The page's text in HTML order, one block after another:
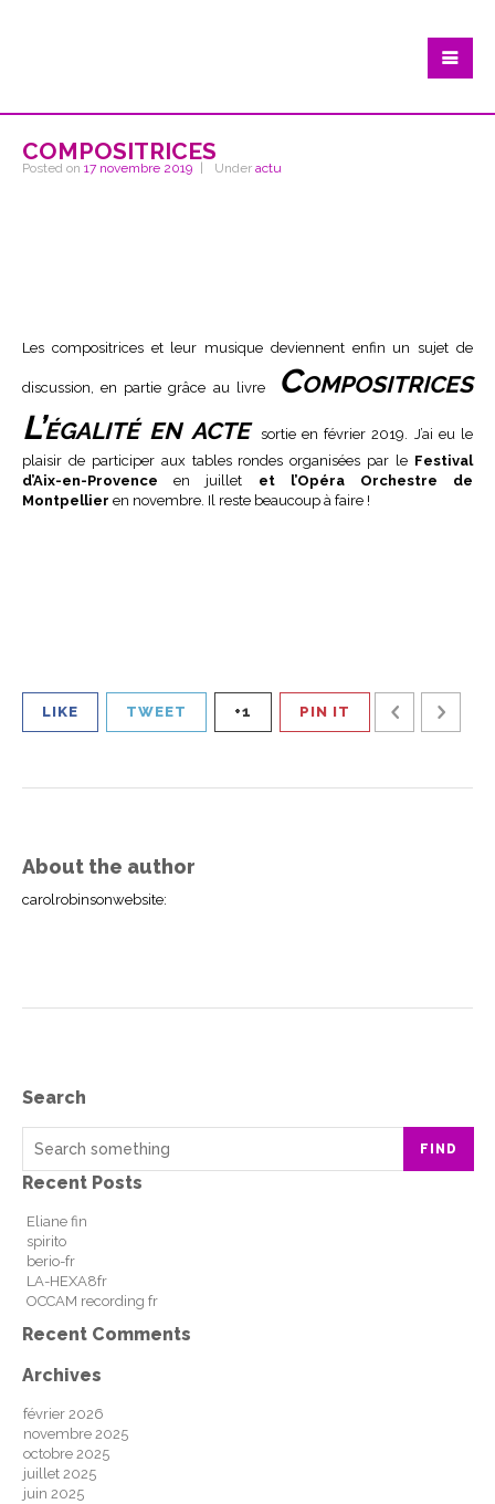
compositrices
Posted on 17 novembre 2019 Under actu
Les compositrices et leur musique deviennent enfin un sujet de
discussion, en partie grâce au livre
Compositrices
L’égalité en acte sortie en février 2019. J’ai eu le
plaisir de participer aux tables rondes organisées par le Festival
d’Aix-en-Provenceen juillet et l’Opéra Orchestre de
Montpellier en novembre. Il reste beaucoup à faire !
LIKE TWEET +1 PIN IT
About the author
carolrobinsonwebsite:
Search
FIND
Recent Posts
Eliane fin
spirito
berio-fr
LA-HEXA8fr
OCCAM recording fr
Recent Comments
Archives
février 2026
novembre 2025
octobre 2025
juillet 2025
juin 2025